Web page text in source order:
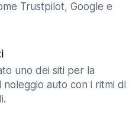
Trustpilot, Google e
uno dei siti per la
auto con i ritmi di